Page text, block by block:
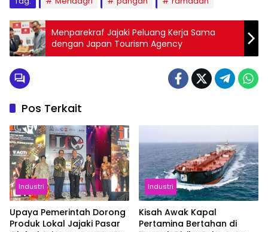
Menparekraf Jajaki Peluang Kerja Sama
dengan Japan Tourism Agency
Pos Terkait
Industri
Upaya Pemerintah Dorong
Produk Lokal Jajaki Pasar
Industri
Kisah Awak Kapal
Pertamina Bertahan di